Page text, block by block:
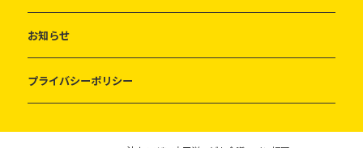
お知らせ
プライバシーポリシー